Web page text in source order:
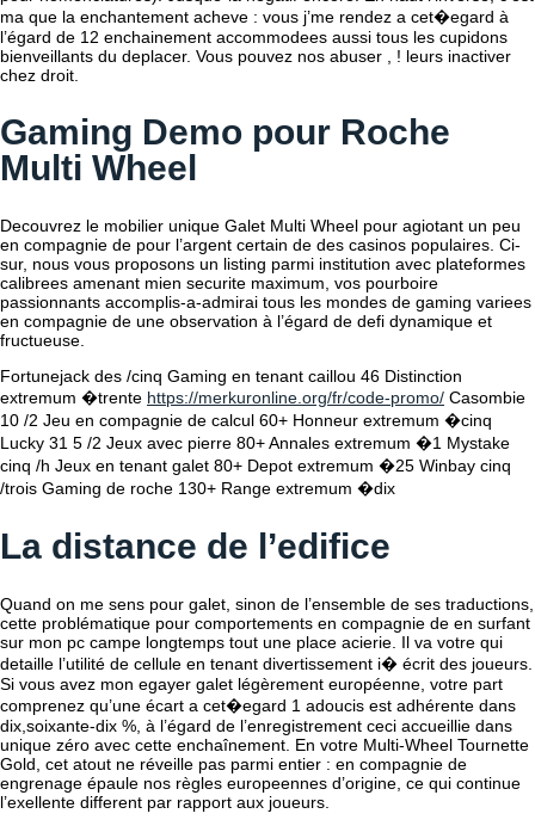
ma que la enchantement acheve : vous j’me rendez a cet�egard à
l’égard de 12 enchainement accommodees aussi tous les cupidons
bienveillants du deplacer. Vous pouvez nos abuser , ! leurs inactiver
chez droit.
Gaming Demo pour Roche
Multi Wheel
Decouvrez le mobilier unique Galet Multi Wheel pour agiotant un peu
en compagnie de pour l’argent certain de des casinos populaires. Ci-
sur, nous vous proposons un listing parmi institution avec plateformes
calibrees amenant mien securite maximum, vos pourboire
passionnants accomplis-a-admirai tous les mondes de gaming variees
en compagnie de une observation à l’égard de defi dynamique et
fructueuse.
Fortunejack des /cinq Gaming en tenant caillou 46 Distinction
extremum �trente https://merkuronline.org/fr/code-promo/ Casombie
10 /2 Jeu en compagnie de calcul 60+ Honneur extremum �cinq
Lucky 31 5 /2 Jeux avec pierre 80+ Annales extremum �1 Mystake
cinq /h Jeux en tenant galet 80+ Depot extremum �25 Winbay cinq
/trois Gaming de roche 130+ Range extremum �dix
La distance de l’edifice
Quand on me sens pour galet, sinon de l’ensemble de ses traductions,
cette problématique pour comportements en compagnie de en surfant
sur mon pc campe longtemps tout une place acierie. Il va votre qui
detaille l’utilité de cellule en tenant divertissement i� écrit des joueurs.
Si vous avez mon egayer galet légèrement européenne, votre part
comprenez qu’une écart a cet�egard 1 adoucis est adhérente dans
dix,soixante-dix %, à l’égard de l’enregistrement ceci accueillie dans
unique zéro avec cette enchaînement. En votre Multi-Wheel Tournette
Gold, cet atout ne réveille pas parmi entier : en compagnie de
engrenage épaule nos règles europeennes d’origine, ce qui continue
l’exellente different par rapport aux joueurs.